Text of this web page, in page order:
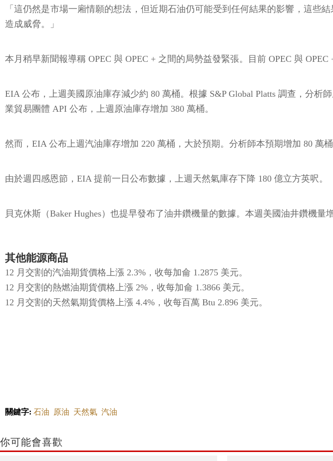
「這仍然是市場一廂情願的想法，但近期石油仍可能受到任何結果的影響，這些
造成威脅。」
本月稍早新聞報導稱 OPEC 與 OPEC + 之間的局勢益發緊張。目前 OPEC 與
EIA 公布，上週美國原油庫存減少約 80 萬桶。根據 S&P Global Platts 調查，分
業貿易團體 API 公布，上週原油庫存增加 380 萬桶。
然而，EIA 公布上週汽油庫存增加 220 萬桶，大於預期。分析師本預期增加 80 萬
由於週四感恩節，EIA 提前一日公布數據，上週天然氣庫存下降 180 億立方英呎。
貝克休斯（Baker Hughes）也提早發布了油井鑽機量的數據。本週美國油井鑽機量
其他能源商品
12 月交割的汽油期貨價格上漲 2.3%，收每加侖 1.2875 美元。
12 月交割的熱燃油期貨價格上漲 2%，收每加侖 1.3866 美元。
12 月交割的天然氣期貨價格上漲 4.4%，收每百萬 Btu 2.896 美元。
關鍵字: 石油 原油 天然氣 汽油
你可能會喜歡